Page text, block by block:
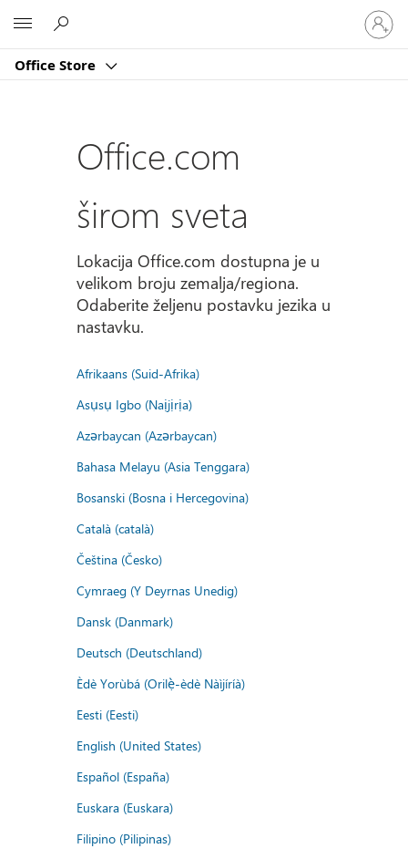
Office Store
Prijavite
se
na
Office.com
širom sveta
Lokacija Office.com dostupna je u
velikom broju zemalja/regiona.
Odaberite željenu postavku jezika u
nastavku.
Afrikaans (Suid-Afrika)
Asụsụ Igbo (Naịjịrịa)
Azərbaycan (Azərbaycan)
Bahasa Melayu (Asia Tenggara)
Bosanski (Bosna i Hercegovina)
Català (català)
Čeština (Česko)
Cymraeg (Y Deyrnas Unedig)
Dansk (Danmark)
Deutsch (Deutschland)
Èdè Yorùbá (Orilẹ̀-èdè Nàìjíríà)
Eesti (Eesti)
English (United States)
Español (España)
Euskara (Euskara)
Filipino (Pilipinas)